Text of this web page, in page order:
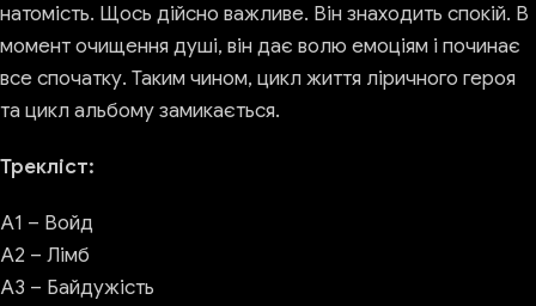
натомість. Щось дійсно важливе. Він знаходить спокій. В
момент очищення душі, він дає волю емоціям і починає
все спочатку. Таким чином, цикл життя ліричного героя
та цикл альбому замикається.
Трекліст:
А1 – Войд
А2 – Лімб
А3 – Байдужість